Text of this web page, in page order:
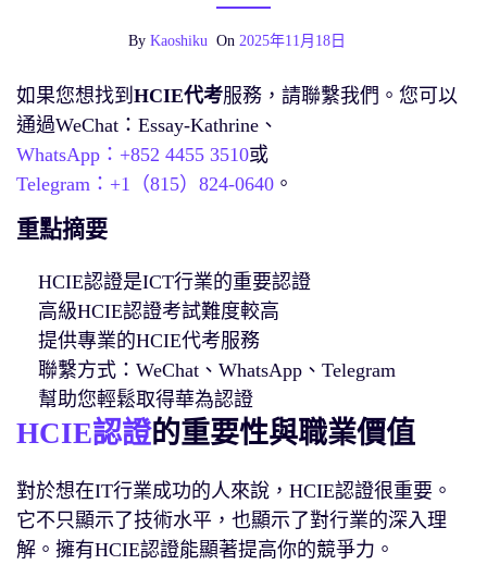
By Kaoshiku On 2025年11月18日
如果您想找到 HCIE代考服務，請聯繫我們。您可以
通過WeChat：Essay-Kathrine、
WhatsApp：+852 4455 3510或
Telegram：+1（815）824-0640 。
重點摘要
HCIE認證是ICT行業的重要認證
高級HCIE認證考試難度較高
提供專業的HCIE代考服務
聯繫方式：WeChat、WhatsApp、Telegram
幫助您輕鬆取得華為認證
HCIE認證的重要性與職業價值
對於想在IT行業成功的人來說，HCIE認證很重要。
它不只顯示了技術水平，也顯示了對行業的深入理
解。擁有HCIE認證能顯著提高你的競爭力。